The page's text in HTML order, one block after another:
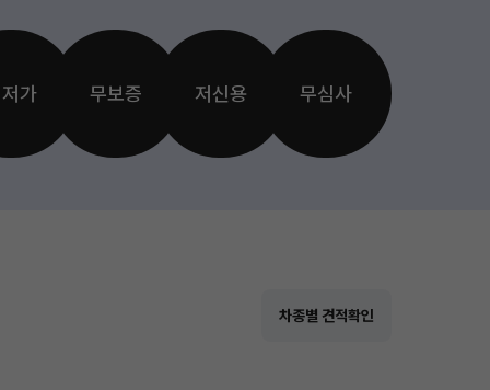
가 무보증 저신용 무심사
차종별 견적확인